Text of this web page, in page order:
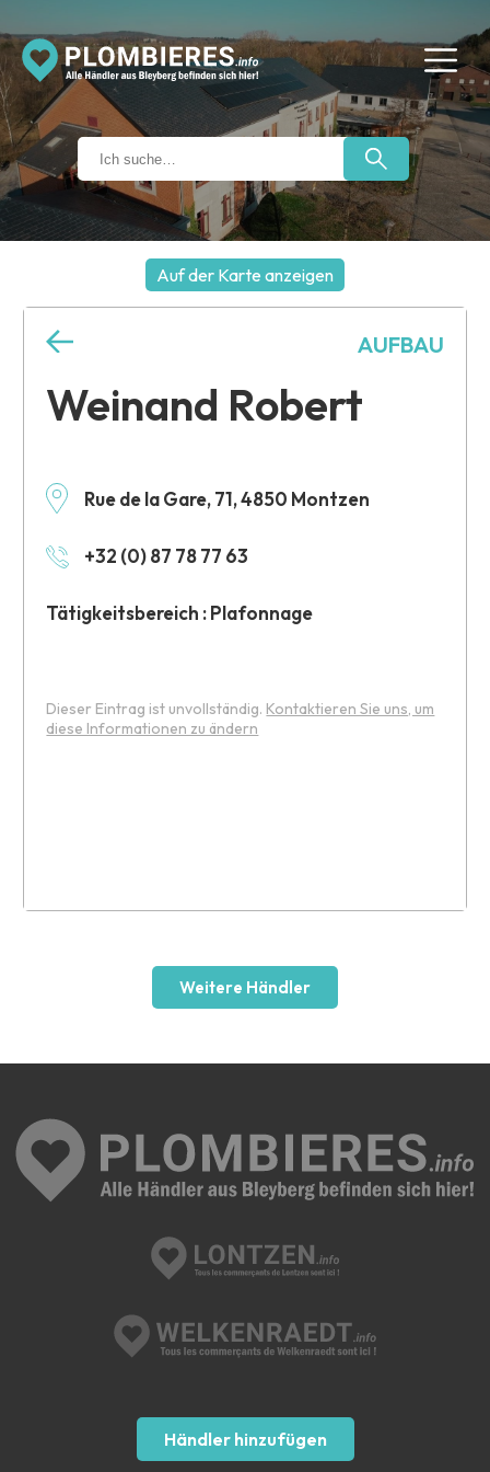
Auf der Karte anzeigen
Weinand Robert
Rue de la Gare, 71, 4850 Montzen
+32 (0) 87 78 77 63
Tätigkeitsbereich : Plafonnage
AUFBAU
Dieser Eintrag ist unvollständig. Kontaktieren Sie uns, um
diese Informationen zu ändern
+
−
Weitere Händler
Händler hinzufügen